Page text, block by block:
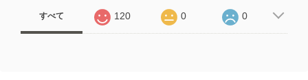
すべて 120 0 0